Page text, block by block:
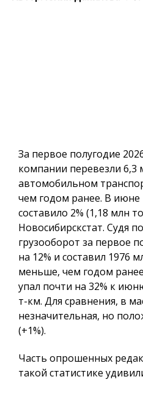
За первое полугодие
компании перевезли 6,3
автомобильном
чем годом ранее. В июне
составило 2% (1,18 млн
Новосибирскстат. Судя
грузооборот за первое
на 12% и составил 1976
меньше, чем годом
упал почти на 32% к
т-км. Для сравнения, в
незначительная, но
(+1%).
Часть опрошенных
такой статистике